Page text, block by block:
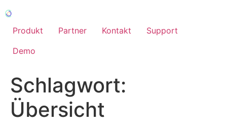
Inhalt
wechseln
Produkt Partner Kontakt
Support
Demo
Schlagwort:
Übersicht